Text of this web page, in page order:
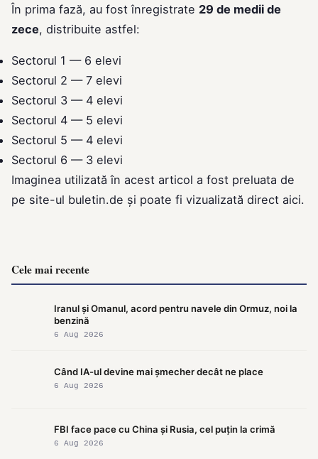
În prima fază, au fost înregistrate 29 de medii de
zece, distribuite astfel:
Sectorul 1 — 6 elevi
Sectorul 2 — 7 elevi
Sectorul 3 — 4 elevi
Sectorul 4 — 5 elevi
Sectorul 5 — 4 elevi
Sectorul 6 — 3 elevi
Imaginea utilizată în acest articol a fost preluata de
pe site-ul buletin.de și poate fi vizualizată direct aici.
Cele mai recente
Iranul și Omanul, acord pentru navele din Ormuz, noi la
benzină
6 Aug 2026
Când IA-ul devine mai șmecher decât ne place
6 Aug 2026
FBI face pace cu China și Rusia, cel puțin la crimă
6 Aug 2026